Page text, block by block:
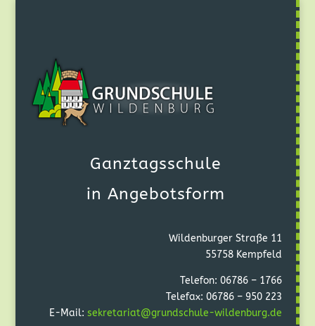
Ganztagsschule
in Angebotsform
Wildenburger Straße 11
55758 Kempfeld
Telefon: 06786 – 1766
Telefax: 06786 – 950 223
E-Mail: sekretariat@grundschule-wildenburg.de